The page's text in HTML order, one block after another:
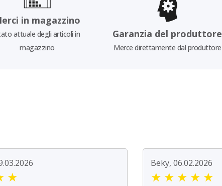
in magazzino
attuale degli articoli in
magazzino
Garanzia del produttore
Merce direttamente dal produttore
★
Beky, 06.02.2026
★ ★ ★ ★ ★